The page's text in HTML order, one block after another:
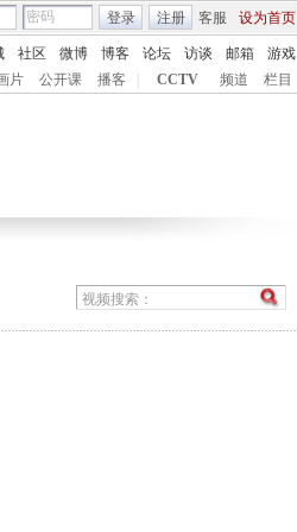
客服 设为首页
登录 注册
社区 微博 博客 论坛 访谈 邮箱
游戏
片 公开课 播客 CCTV 频道 栏目